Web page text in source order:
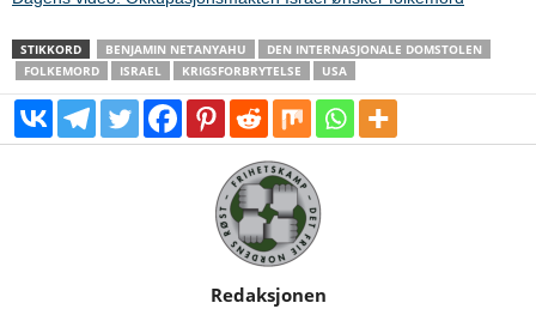
STIKKORD BENJAMIN NETANYAHU
DEN INTERNASJONALE DOMSTOLEN
FOLKEMORD
ISRAEL KRIGSFORBRYTELSE USA
Redaksjonen